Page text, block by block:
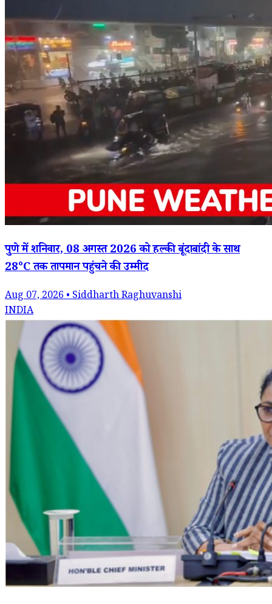
पुणे में शनिवार, 08 अगस्त 2026 को हल्की बूंदाबांदी के साथ
28°C तक तापमान पहुंचने की उम्मीद
Aug 07, 2026 • Siddharth Raghuvanshi
INDIA